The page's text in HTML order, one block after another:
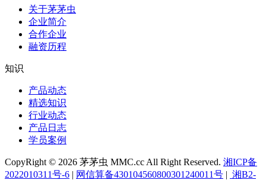
关于茅茅虫
企业简介
合作企业
融资历程
知识
产品动态
精选知识
行业动态
产品日志
学员案例
CopyRight © 2026 茅茅虫 MMC.cc All Right Reserved. 湘ICP备
2022010311号-6 | 网信算备430104560800301240011号 | 湘B2-